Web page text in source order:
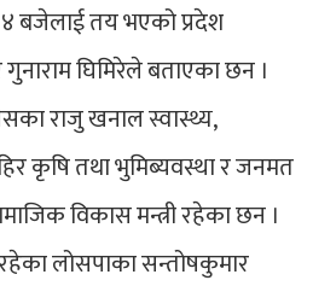
बजेलाई तय भएको प्रदेश
घिमिरेले बताएका छन ।
राजु खनाल स्वास्थ्य,
कृषि तथा भुमिब्यवस्था र जनमत
विकास मन्त्री रहेका छन ।
रहेका लोसपाका सन्तोषकुमार